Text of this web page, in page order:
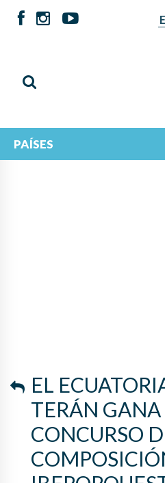
PAÍSES
EL
TERÁN GANA
CONCURSO